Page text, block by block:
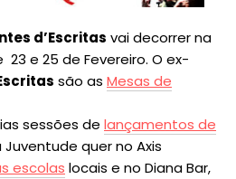
d’Escritas vai decorrer na
e 25 de Fevereiro. O ex-
são as Mesas de
sessões de lançamentos de
quer no Axis
escolas locais e no Diana Bar,